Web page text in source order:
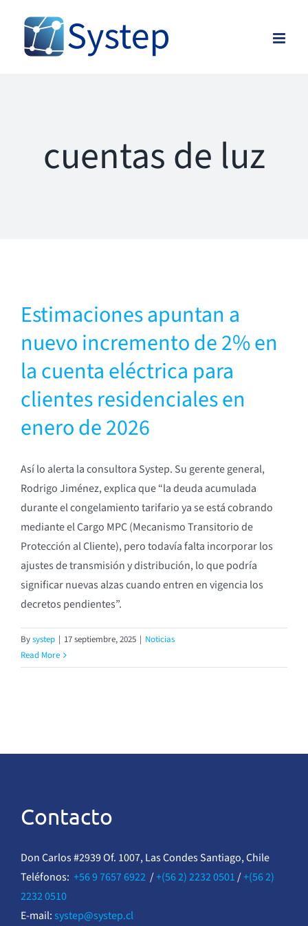
content
cuentas de luz
Estimaciones apuntan a
nuevo incremento de 2% en
la cuenta eléctrica para
clientes residenciales en
enero de 2026
Así lo alerta la consultora Systep. Su gerente general,
Rodrigo Jiménez, explica que “la deuda acumulada
durante el congelamiento tarifario ya se está cobrando
mediante el Cargo MPC (Mecanismo Transitorio de
Protección al Cliente), pero todavía falta incorporar los
ajustes de transmisión y distribución, lo que podría
significar nuevas alzas cuando entren en vigencia los
decretos pendientes”.
Bysystep | 17 septiembre, 2025 | Noticias
Read More
Contacto
Don Carlos #2939 Of. 1007, Las Condes Santiago, Chile
Teléfonos: +56 9 7657 6922/+(56 2) 2232 0501/+(56 2)
2232 0510
E-mail: systep@systep.cl